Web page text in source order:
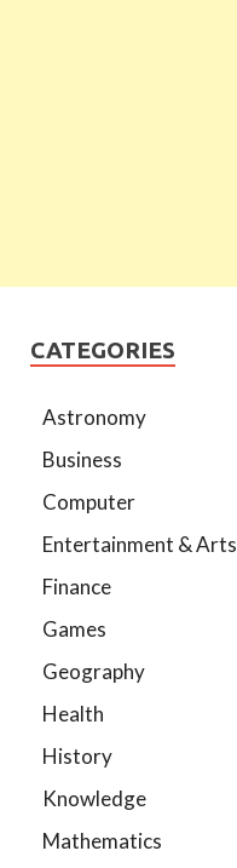
CATEGORIES
Astronomy
Business
Computer
Entertainment & Arts
Finance
Games
Geography
Health
History
Knowledge
Mathematics